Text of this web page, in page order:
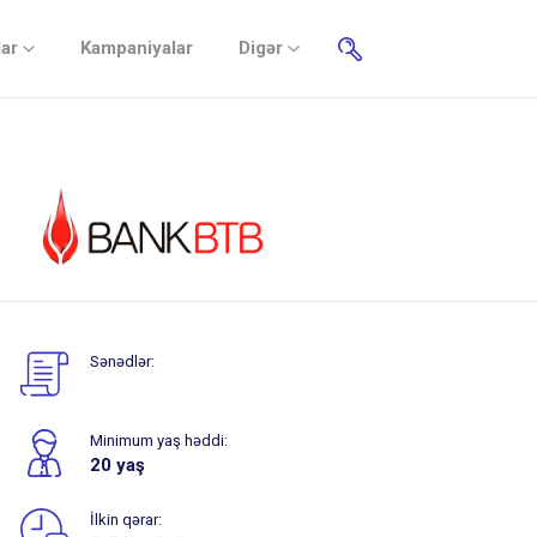
Kampaniyalar Digər
Sənədlər:
Minimum yaş həddi:
20 yaş
İlkin qərar: